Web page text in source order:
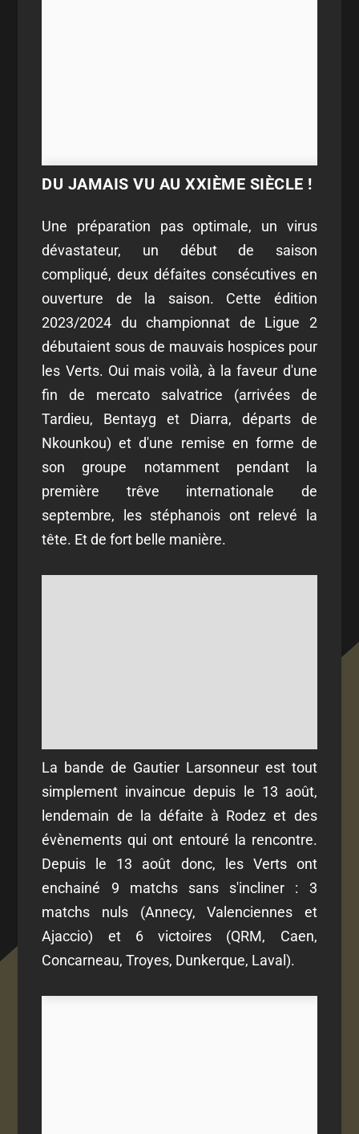
DU JAMAIS VU AU XXIÈME SIÈCLE !
Une préparation pas optimale, un virus
dévastateur, un début de saison
compliqué, deux défaites consécutives en
ouverture de la saison. Cette édition
2023/2024 du championnat de Ligue 2
débutaient sous de mauvais hospices pour
les Verts. Oui mais voilà, à la faveur d'une
fin de mercato salvatrice (arrivées de
Tardieu, Bentayg et Diarra, départs de
Nkounkou) et d'une remise en forme de
son groupe notamment pendant la
première trêve internationale de
septembre, les stéphanois ont relevé la
tête. Et de fort belle manière.
La bande de Gautier Larsonneur est tout
simplement invaincue depuis le 13 août,
lendemain de la défaite à Rodez et des
évènements qui ont entouré la rencontre.
Depuis le 13 août donc, les Verts ont
enchainé 9 matchs sans s'incliner : 3
matchs nuls (Annecy, Valenciennes et
Ajaccio) et 6 victoires (QRM, Caen,
Concarneau, Troyes, Dunkerque, Laval).